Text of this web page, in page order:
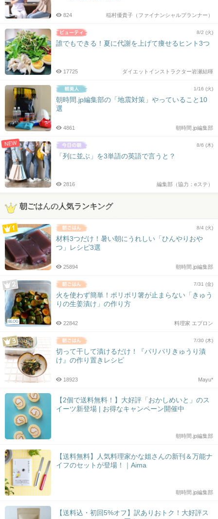
稲村優貴子（ファイナンシャルプランナー）
824
8/2 (火)
誰でもできる！夏に代謝を上げて痩せるヒント3つ
ダイエットインストラクター岩瀬結暉
17725
1/16 (火)
朝時間.jp編集部の「地震対策」やっていること10
選
朝時間.jp編集部
4861
NEW 8/6 (木)
「列に並ぶ」を3単語の英語で言うと？
編集部（協力：eステ）
2816
朝ごはんの人気ランキング
8/4 (火)
材料3つだけ！暑い朝にうれしい「ひんやりおや
つ」レシピ3選
朝時間.jp編集部
25894
BLOG
7/31 (金)
火を使わず簡単！ポリポリ箸が止まらない「きゅう
りの生姜漬け」の作り方
料理家 エプロン
22842
7/30 (木)
切って干して漬けるだけ！『パリパリきゅうり漬
け』の作り置きレシピ
Mayu*
18923
【2個で送料無料！】大好評「おかしめいと」のス
イーツ新登場 | お得なキャンペーン開催中
朝時間.jp編集部
【送料無料】人気料理家かな姐さんの新刊＆万能ナ
イフのセットが登場！｜Aima
朝時間.jp編集部
【送料込・初回5%オフ】訳ありおトク！大好評ス